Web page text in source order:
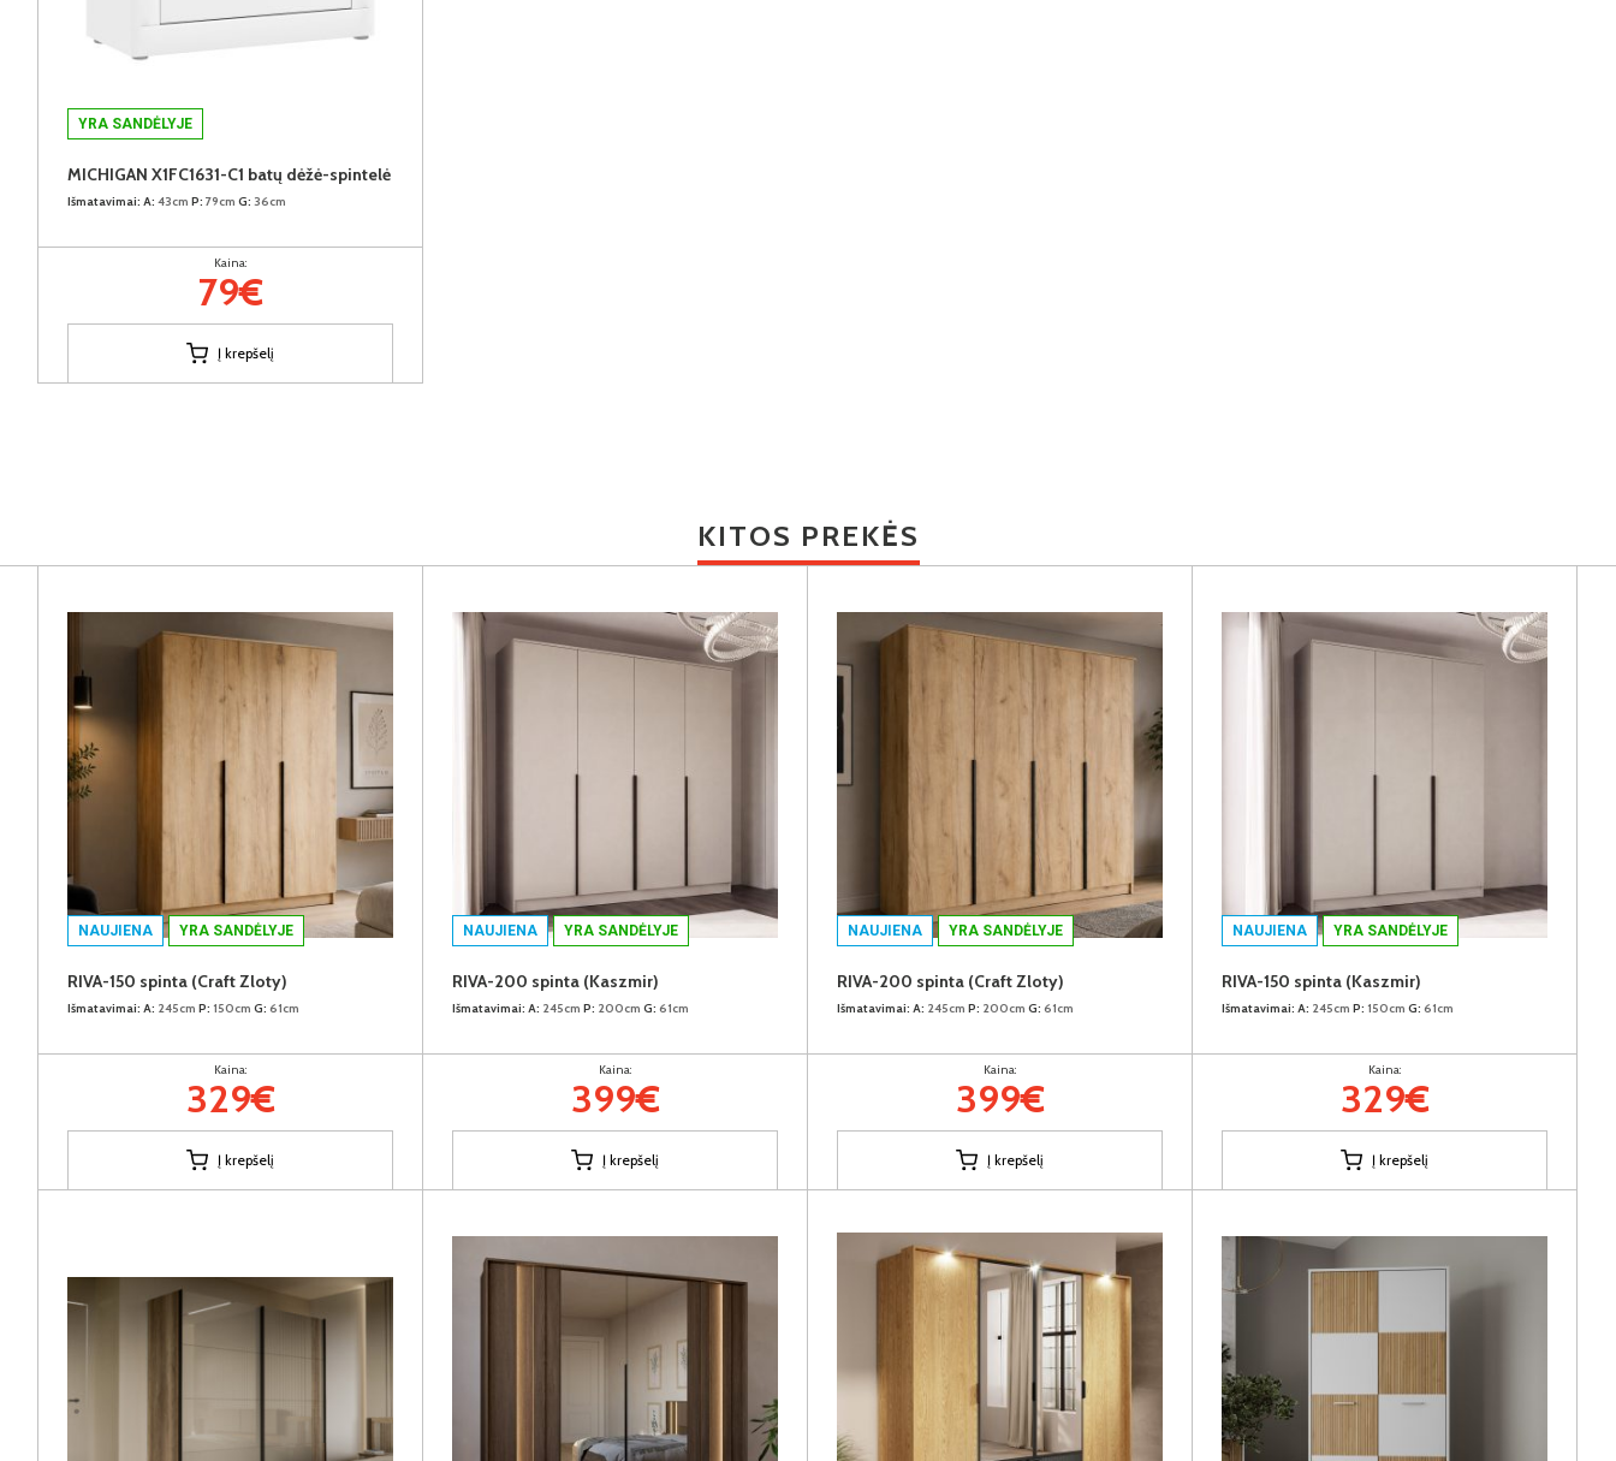
YRA SANDĖLYJE
MICHIGAN X1FC1631-C1 batų dėžė-spintelė
Išmatavimai: A: 43cm P: 79cm G: 36cm
Kaina:
79€
Į krepšelį
KITOS PREKĖS
NAUJIENA YRA SANDĖLYJE
RIVA-150 spinta (Craft Zloty)
Išmatavimai: A: 245cm P: 150cm G: 61cm
Kaina:
329€
Į krepšelį
NAUJIENA YRA SANDĖLYJE
RIVA-200 spinta (Kaszmir)
Išmatavimai: A: 245cm P: 200cm G: 61cm
Kaina:
399€
Į krepšelį
NAUJIENA YRA SANDĖLYJE
RIVA-200 spinta (Craft Zloty)
Išmatavimai: A: 245cm P: 200cm G: 61cm
Kaina:
399€
Į krepšelį
NAUJIENA YRA SANDĖLYJE
RIVA-150 spinta (Kaszmir)
Išmatavimai: A: 245cm P: 150cm G: 61cm
Kaina:
329€
Į krepšelį